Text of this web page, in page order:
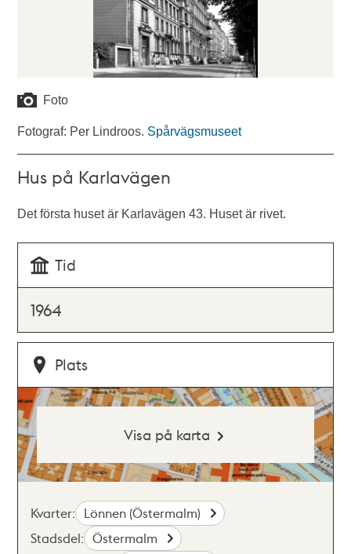
Foto
Fotograf: Per Lindroos. Spårvägsmuseet
Hus på Karlavägen
Det första huset är Karlavägen 43. Huset är rivet.
Tid
1964
Plats
Visa på karta
Kvarter: Lönnen (Östermalm)
Stadsdel: Östermalm